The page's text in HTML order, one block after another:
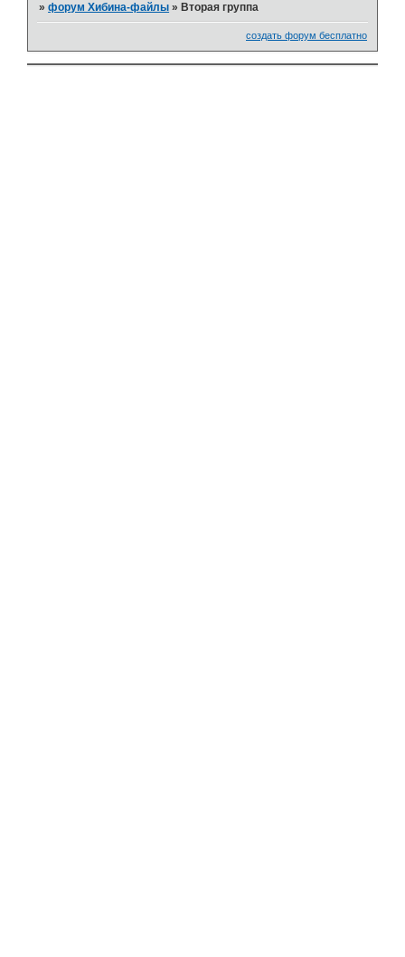
»форум Хибина-файлы »Вторая группа
создать форум бесплатно